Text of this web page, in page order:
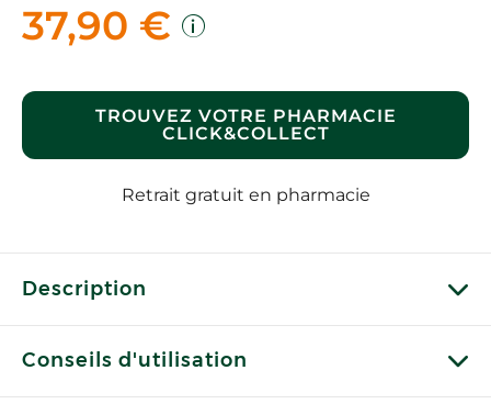
37,90 €
TROUVEZ VOTRE PHARMACIE
CLICK&COLLECT
Retrait gratuit en pharmacie
Description
Conseils d'utilisation